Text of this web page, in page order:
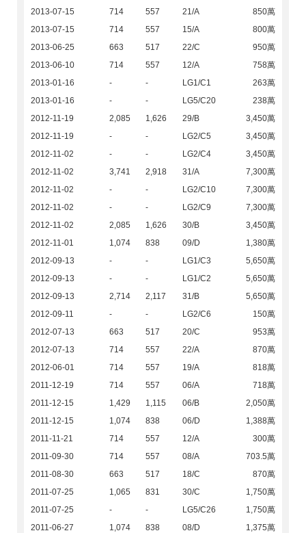
2013-07-15
714 557 21/A
850萬
2013-07-15
714 557 15/A
800萬
2013-06-25
663 517 22/C
950萬
2013-06-10
714 557 12/A
758萬
2013-01-16
- - LG1/C1
263萬
2013-01-16
- - LG5/C20
238萬
2012-11-19
2,085 1,626 29/B
3,450萬
2012-11-19
- - LG2/C5
3,450萬
2012-11-02
- - LG2/C4
3,450萬
2012-11-02
3,741 2,918 31/A
7,300萬
2012-11-02
- - LG2/C10
7,300萬
2012-11-02
- - LG2/C9
7,300萬
2012-11-02
2,085 1,626 30/B
3,450萬
2012-11-01
1,074 838 09/D
1,380萬
2012-09-13
- - LG1/C3
5,650萬
2012-09-13
- - LG1/C2
5,650萬
2012-09-13
2,714 2,117 31/B
5,650萬
2012-09-11
- - LG2/C6
150萬
2012-07-13
663 517 20/C
953萬
2012-07-13
714 557 22/A
870萬
2012-06-01
714 557 19/A
818萬
2011-12-19
714 557 06/A
718萬
2011-12-15
1,429 1,115 06/B
2,050萬
2011-12-15
1,074 838 06/D
1,388萬
2011-11-21
714 557 12/A
300萬
2011-09-30
714 557 08/A
703.5萬
2011-08-30
663 517 18/C
870萬
2011-07-25
1,065 831 30/C
1,750萬
2011-07-25
- - LG5/C26
1,750萬
2011-06-27
1,074 838 08/D
1,375萬